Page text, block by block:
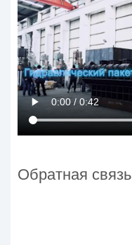
Обратная связь